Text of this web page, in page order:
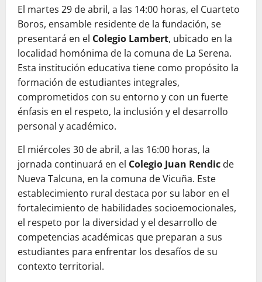
El martes 29 de abril, a las 14:00 horas, el Cuarteto
Boros, ensamble residente de la fundación, se
presentará en el Colegio Lambert, ubicado en la
localidad homónima de la comuna de La Serena.
Esta institución educativa tiene como propósito la
formación de estudiantes integrales,
comprometidos con su entorno y con un fuerte
énfasis en el respeto, la inclusión y el desarrollo
personal y académico.
El miércoles 30 de abril, a las 16:00 horas, la
jornada continuará en el Colegio Juan Rendic de
Nueva Talcuna, en la comuna de Vicuña. Este
establecimiento rural destaca por su labor en el
fortalecimiento de habilidades socioemocionales,
el respeto por la diversidad y el desarrollo de
competencias académicas que preparan a sus
estudiantes para enfrentar los desafíos de su
contexto territorial.